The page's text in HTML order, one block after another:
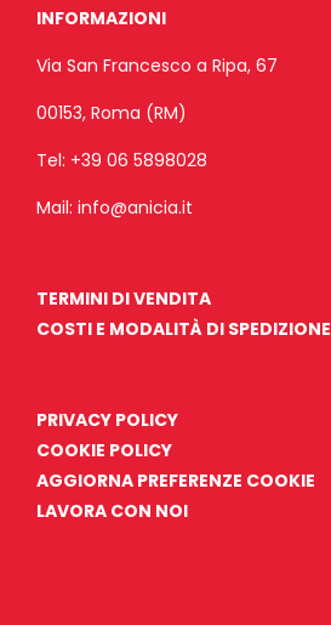
INFORMAZIONI
Via San Francesco a Ripa, 67
00153, Roma (RM)
Tel: +39 06 5898028
Mail: info@anicia.it
TERMINI DI VENDITA
COSTI E MODALITÀ DI SPEDIZIONE
PRIVACY POLICY
COOKIE POLICY
AGGIORNA PREFERENZE COOKIE
LAVORA CON NOI